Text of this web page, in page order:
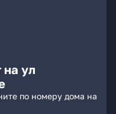
на ул
по номеру дома на